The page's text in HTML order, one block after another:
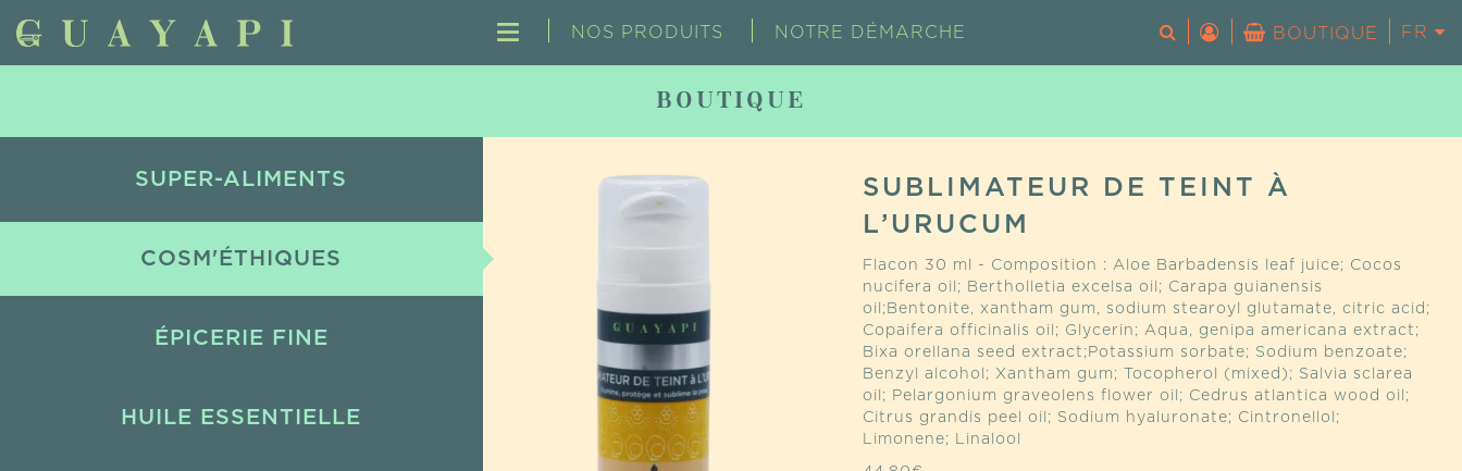
NOS PRODUITS NOTRE DÉMARCHE FR
EN
BOUTIQUE
BOUTIQUE
SUPER-ALIMENTS
COSM'ÉTHIQUES
ÉPICERIE FINE
HUILE ESSENTIELLE
SUBLIMATEUR DE TEINT À
L’URUCUM
Flacon 30 ml - Composition : Aloe Barbadensis leaf juice; Cocos
nucifera oil; Bertholletia excelsa oil; Carapa guianensis
oil;Bentonite, xantham gum, sodium stearoyl glutamate, citric acid;
Copaifera officinalis oil; Glycerin; Aqua, genipa americana extract;
Bixa orellana seed extract;Potassium sorbate; Sodium benzoate;
Benzyl alcohol; Xantham gum; Tocopherol (mixed); Salvia sclarea
oil; Pelargonium graveolens flower oil; Cedrus atlantica wood oil;
Citrus grandis peel oil; Sodium hyaluronate; Cintronellol;
Limonene; Linalool